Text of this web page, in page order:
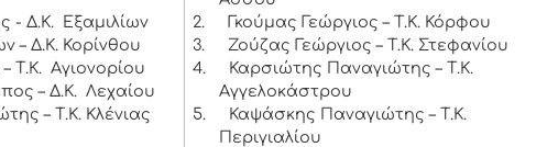
- Δ.Κ. Εξαμιλίων
– Δ.Κ. Κορίνθου
Τ.Κ. Αγιονορίου
– Δ.Κ. Λεχαίου
– Τ.Κ. Κλένιας
2.
Γκούμας Γεώργιος – Τ.Κ. Κόρφου
3.
Ζούζας Γεώργιος – Τ.Κ. Στεφανίου
4.
Καρσιώτης Παναγιώτης – Τ.Κ.
Αγγελοκάστρου
5.
Καψάσκης Παναγιώτης – Τ.Κ.
Περιγιαλίου